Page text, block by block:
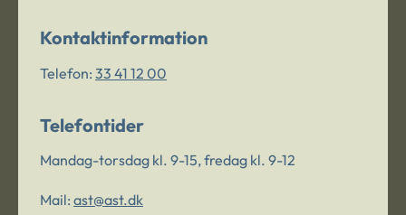
Kontaktinformation
Telefon: 33 41 12 00
Telefontider
Mandag-torsdag kl. 9-15, fredag kl. 9-12
Mail: ast@ast.dk